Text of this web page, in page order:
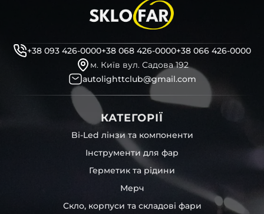
кріплення ремонтні вушка
декоративні маски
професійні інструменти для розбору фари
бутиловий герметик для збору фари
рідини для розбирання фари
і також для автомобілів
Acura, MIO,Isuzu Citroen
інших, які будуть на 100 % сумісними із оригінальною
фарою вашої моделі авто.
Фотографії скла і корпусів, розміщені на сайті –
автентичні та унікальні. Зроблені за допомогою
професійного обладнання у нашому офісі та оптовому
складі в Києві. З метою захисту від недозволеного
копіювання – на всіх фотографіях розміщений водяний
знак із нашим логотипом – для швидкої ідентифікації.
Без письмового дозволу заборонено використовувати
будь-які фотографії з нашого веб-сайту.
Можна придбати окремо як одне скло чи корпус,
+38 093 426-0000+38 068 426-0000+38 066 426-0000
м. Київ вул. Садова 192
autolighttclub@gmail.com
КАТЕГОРІЇ
Bi-Led лінзи та компоненти
Інструменти для фар
Герметик та рідини
Мерч
Скло, корпуси та складові фари